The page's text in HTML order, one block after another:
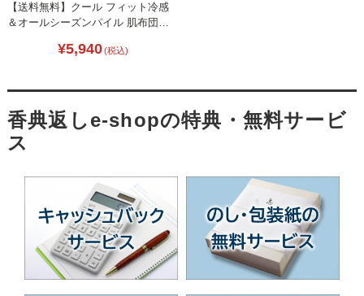
【送料無料】クール フィット冷感
＆オールシーズンパイル 肌布団
¥5,940(税込)
香典返しe-shopの特典・無料サービ
ス